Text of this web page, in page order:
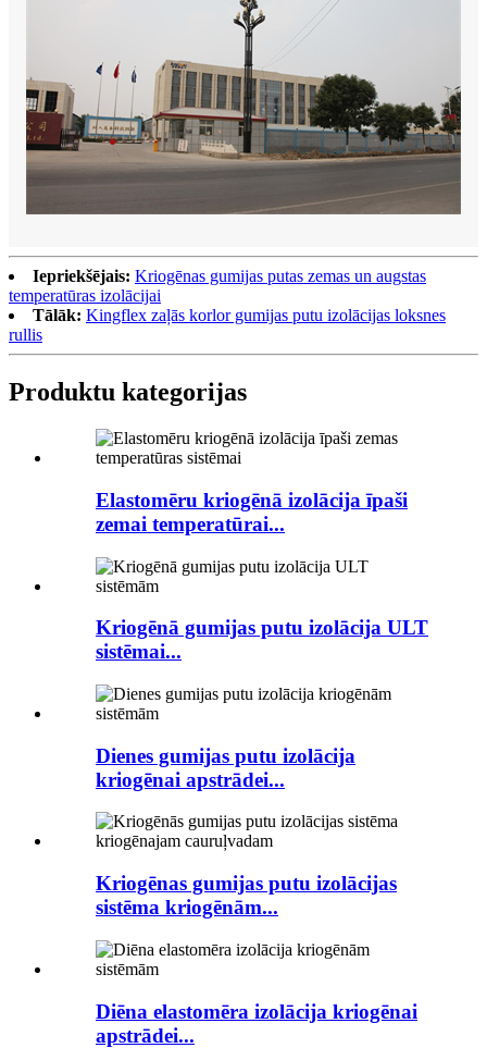
Iepriekšējais: Kriogēnas gumijas putas zemas un augstas
temperatūras izolācijai
Tālāk: Kingflex zaļās korlor gumijas putu izolācijas loksnes
rullis
Produktu kategorijas
Elastomēru kriogēnā izolācija īpaši
zemai temperatūrai...
Kriogēnā gumijas putu izolācija ULT
sistēmai...
Dienes gumijas putu izolācija
kriogēnai apstrādei...
Kriogēnas gumijas putu izolācijas
sistēma kriogēnām...
Diēna elastomēra izolācija kriogēnai
apstrādei...